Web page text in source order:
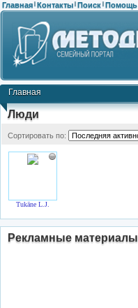
Главная | Контакты | Поиск | Помощь
Главная
Люди
Сортировать по:
Tukāne L.J.
Рекламные материалы